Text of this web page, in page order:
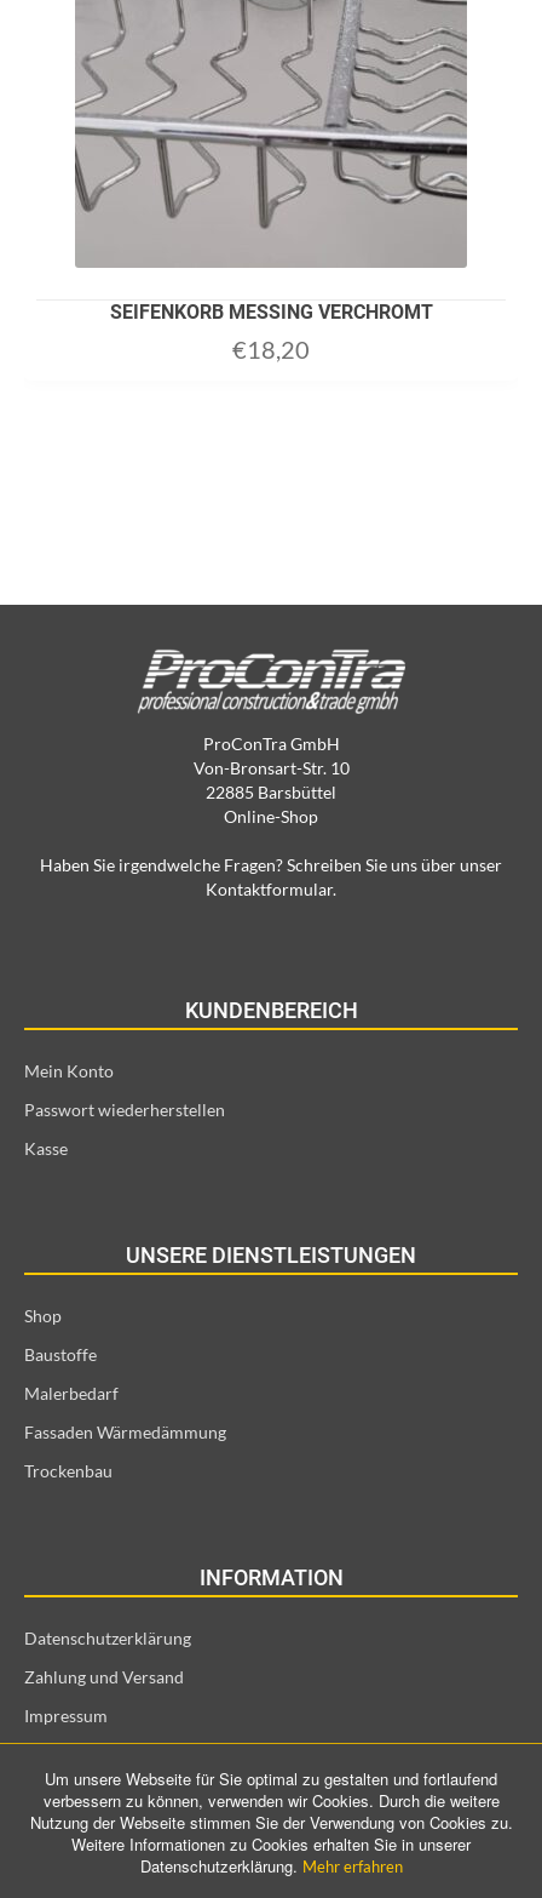
SEIFENKORB MESSING VERCHROMT
€18,20
ProConTra GmbH
Von-Bronsart-Str. 10
22885 Barsbüttel
Online-Shop
Haben Sie irgendwelche Fragen? Schreiben Sie uns über unser
Kontaktformular.
KUNDENBEREICH
Mein Konto
Passwort wiederherstellen
Kasse
UNSERE DIENSTLEISTUNGEN
Shop
Baustoffe
Malerbedarf
Fassaden Wärmedämmung
Trockenbau
INFORMATION
Datenschutzerklärung
Zahlung und Versand
Impressum
Widerrufsrecht für Verbraucher
Um unsere Webseite für Sie optimal zu gestalten und fortlaufend
verbessern zu können, verwenden wir Cookies. Durch die weitere
Nutzung der Webseite stimmen Sie der Verwendung von Cookies zu.
Weitere Informationen zu Cookies erhalten Sie in unserer
Datenschutzerklärung. Mehr erfahren